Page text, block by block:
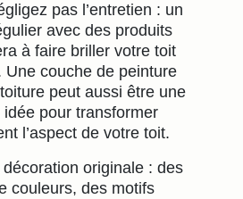
pas l’entretien : un
avec des produits
à faire briller votre toit
Une couche de peinture
peut aussi être une
pour transformer
l’aspect de votre toit.
originale : des
couleurs, des motifs